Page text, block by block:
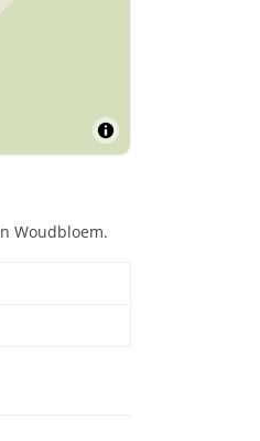
Woudbloem.